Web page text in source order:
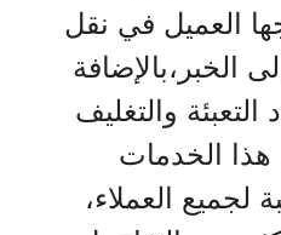
العميل في نقل
الخبر،بالإضافة
والتغليف
هذا الخدمات
لجميع العملاء،